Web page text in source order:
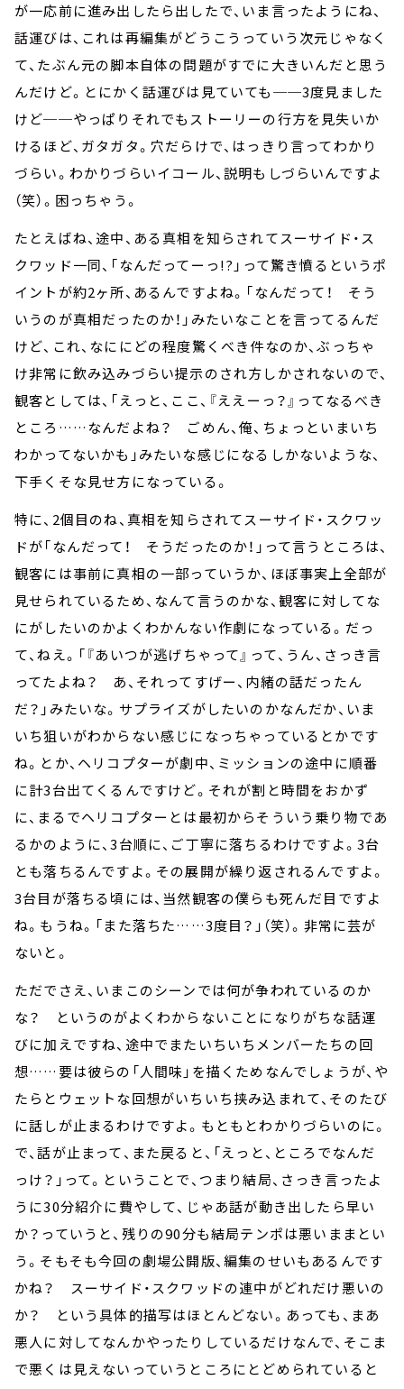
が一応前に進み出したら出したで、いま言ったようにね、
話運びは、これは再編集がどうこうっていう次元じゃなく
て、たぶん元の脚本自体の問題がすでに大きいんだと思う
んだけど。とにかく話運びは見ていても──3度見ました
けど──やっぱりそれでもストーリーの行方を見失いか
けるほど、ガタガタ。穴だらけで、はっきり言ってわかり
づらい。わかりづらいイコール、説明もしづらいんですよ
（笑）。困っちゃう。
たとえばね、途中、ある真相を知らされてスーサイド・ス
クワッド一同、「なんだってーっ!?」って驚き憤るというポ
イントが約2ヶ所、あるんですよね。「なんだって！ そう
いうのが真相だったのか！」みたいなことを言ってるんだ
けど、これ、なににどの程度驚くべき件なのか、ぶっちゃ
け非常に飲み込みづらい提示のされ方しかされないので、
観客としては、「えっと、ここ、『ええーっ？』ってなるべき
ところ……なんだよね？ ごめん、俺、ちょっといまいち
わかってないかも」みたいな感じになるしかないような、
下手くそな見せ方になっている。
特に、2個目のね、真相を知らされてスーサイド・スクワッ
ドが「なんだって！ そうだったのか！」って言うところは、
観客には事前に真相の一部っていうか、ほぼ事実上全部が
見せられているため、なんて言うのかな、観客に対してな
にがしたいのかよくわかんない作劇になっている。だっ
て、ねえ。「『あいつが逃げちゃって』って、うん、さっき言
ってたよね？ あ、それってすげー、内緒の話だったん
だ？」みたいな。サプライズがしたいのかなんだか、いま
いち狙いがわからない感じになっちゃっているとかです
ね。とか、ヘリコプターが劇中、ミッションの途中に順番
に計3台出てくるんですけど。それが割と時間をおかず
に、まるでヘリコプターとは最初からそういう乗り物であ
るかのように、3台順に、ご丁寧に落ちるわけですよ。3台
とも落ちるんですよ。その展開が繰り返されるんですよ。
3台目が落ちる頃には、当然観客の僕らも死んだ目ですよ
ね。もうね。「また落ちた……3度目？」（笑）。非常に芸が
ないと。
ただでさえ、いまこのシーンでは何が争われているのか
な？ というのがよくわからないことになりがちな話運
びに加えですね、途中でまたいちいちメンバーたちの回
想……要は彼らの「人間味」を描くためなんでしょうが、や
たらとウェットな回想がいちいち挟み込まれて、そのたび
に話しが止まるわけですよ。もともとわかりづらいのに。
で、話が止まって、また戻ると、「えっと、ところでなんだ
っけ？」って。ということで、つまり結局、さっき言ったよ
うに30分紹介に費やして、じゃあ話が動き出したら早い
か？っていうと、残りの90分も結局テンポは悪いままとい
う。そもそも今回の劇場公開版、編集のせいもあるんです
かね？ スーサイド・スクワッドの連中がどれだけ悪いの
か？ という具体的描写はほとんどない。あっても、まあ
悪人に対してなんかやったりしているだけなんで、そこま
で悪くは見えないっていうところにとどめられていると